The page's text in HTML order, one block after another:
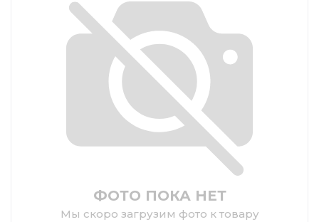
ФОТО ПОКА НЕТ
Мы скоро загрузим фото к товару